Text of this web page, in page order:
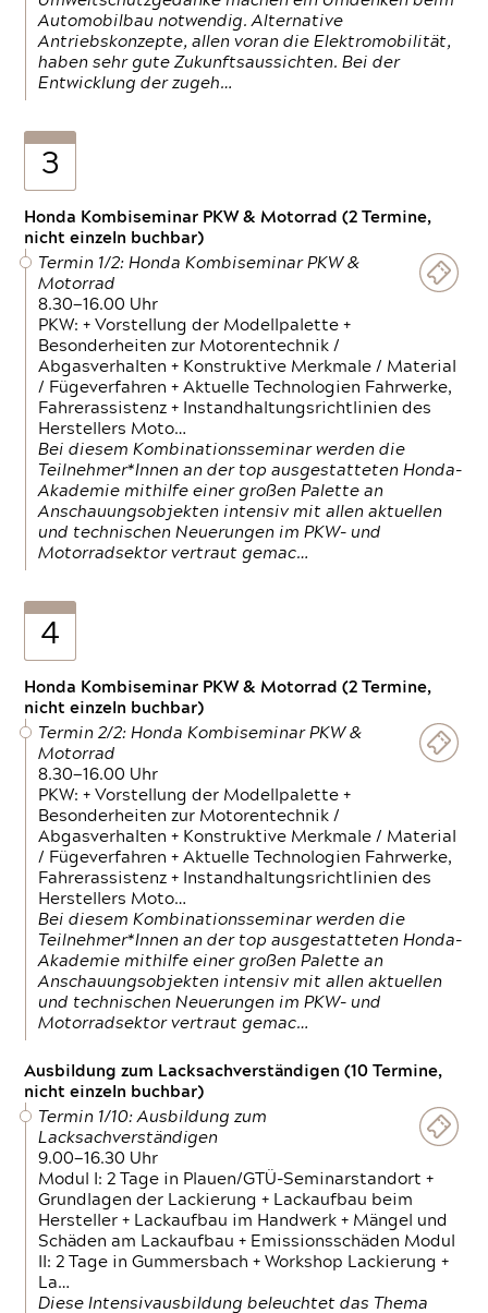
Automobilbau notwendig. Alternative
Antriebskonzepte, allen voran die Elektromobilität,
haben sehr gute Zukunftsaussichten. Bei der
Entwicklung der zugeh…
3
Honda Kombiseminar PKW & Motorrad (2 Termine,
nicht einzeln buchbar)
Termin 1/2: Honda Kombiseminar PKW &
Motorrad
8.30—16.00 Uhr
PKW: + Vorstellung der Modellpalette +
Besonderheiten zur Motorentechnik /
Abgasverhalten + Konstruktive Merkmale / Material
/ Fügeverfahren + Aktuelle Technologien Fahrwerke,
Fahrerassistenz + Instandhaltungsrichtlinien des
Herstellers Moto…
Bei diesem Kombinationsseminar werden die
Teilnehmer*Innen an der top ausgestatteten Honda-
Akademie mithilfe einer großen Palette an
Anschauungsobjekten intensiv mit allen aktuellen
und technischen Neuerungen im PKW- und
Motorradsektor vertraut gemac…
4
Honda Kombiseminar PKW & Motorrad (2 Termine,
nicht einzeln buchbar)
Termin 2/2: Honda Kombiseminar PKW &
Motorrad
8.30—16.00 Uhr
PKW: + Vorstellung der Modellpalette +
Besonderheiten zur Motorentechnik /
Abgasverhalten + Konstruktive Merkmale / Material
/ Fügeverfahren + Aktuelle Technologien Fahrwerke,
Fahrerassistenz + Instandhaltungsrichtlinien des
Herstellers Moto…
Bei diesem Kombinationsseminar werden die
Teilnehmer*Innen an der top ausgestatteten Honda-
Akademie mithilfe einer großen Palette an
Anschauungsobjekten intensiv mit allen aktuellen
und technischen Neuerungen im PKW- und
Motorradsektor vertraut gemac…
Ausbildung zum Lacksachverständigen (10 Termine,
nicht einzeln buchbar)
Termin 1/10: Ausbildung zum
Lacksachverständigen
9.00—16.30 Uhr
Modul I: 2 Tage in Plauen/GTÜ-Seminarstandort +
Grundlagen der Lackierung + Lackaufbau beim
Hersteller + Lackaufbau im Handwerk + Mängel und
Schäden am Lackaufbau + Emissionsschäden Modul
II: 2 Tage in Gummersbach + Workshop Lackierung +
La…
Diese Intensivausbildung beleuchtet das Thema